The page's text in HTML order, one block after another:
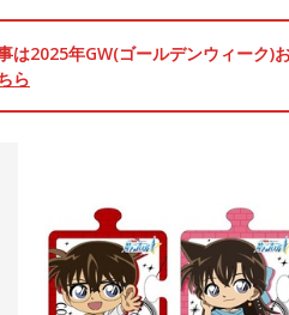
は2025年GW(ゴールデンウィーク)
ら